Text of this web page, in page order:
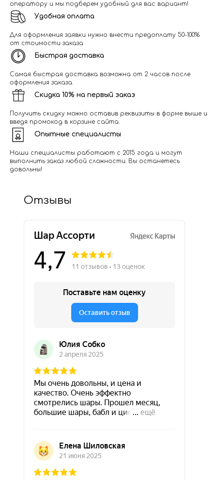
оператору и мы подберем удобный для вас вариант!
Удобная оплата
Для оформления заявки нужно внести предоплату 50-100%
от стоимости заказа
Быстрая доставка
Самая быстрая доставка возможна от 2 часов после
оформления заказа.
Скидка 10% на первый заказ
Получить скидку можно оставив реквизиты в форме выше и
введя промокод в корзине сайта.
Опытные специалисты
Наши специалисты работают с 2015 года и могут
выполнить заказ любой сложности. Вы останетесь
довольны!
Отзывы